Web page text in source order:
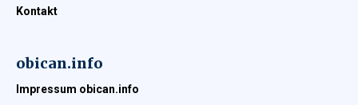
Kontakt
obican.info
Impressum obican.info